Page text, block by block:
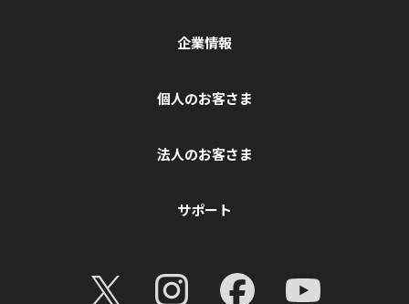
企業情報
個人のお客さま
法人のお客さま
サポート